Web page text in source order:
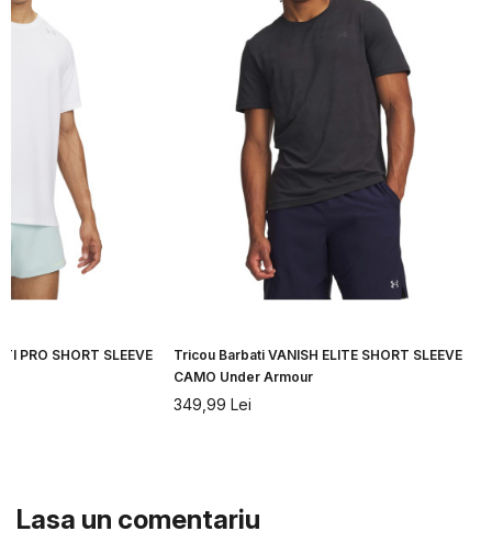
PRO SHORT SLEEVE
Tricou Barbati VANISH ELITE SHORT SLEEVE
CAMO Under Armour
349,99 Lei
Lasa un comentariu